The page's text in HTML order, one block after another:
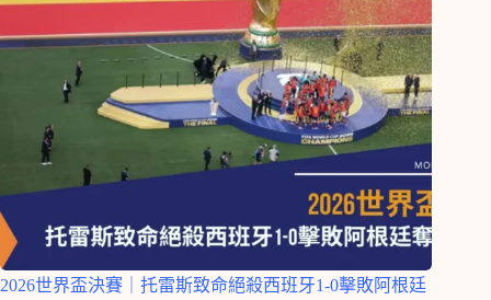
2026世界盃決賽｜托雷斯致命絕殺西班牙1-0擊敗阿根廷